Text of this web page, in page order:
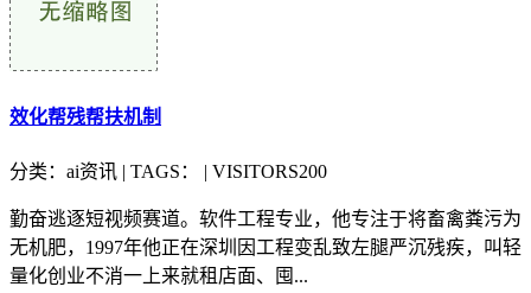
效化帮残帮扶机制
分类：ai资讯 | TAGS： | VISITORS200
勤奋逃逐短视频赛道。软件工程专业，他专注于将畜禽粪污为
无机肥，1997年他正在深圳因工程变乱致左腿严沉残疾，叫轻
量化创业不消一上来就租店面、囤...